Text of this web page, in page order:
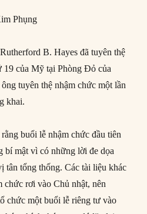
Phụng
B. Hayes đã tuyên thệ
19 của Mỹ tại Phòng Đỏ của
tuyên thệ nhậm chức một lần
khai.
buổi lễ nhậm chức đầu tiên
bí mật vì có những lời đe dọa
tân tổng thống. Các tài liệu khác
chức rơi vào Chủ nhật, nên
chức một buổi lễ riêng tư vào